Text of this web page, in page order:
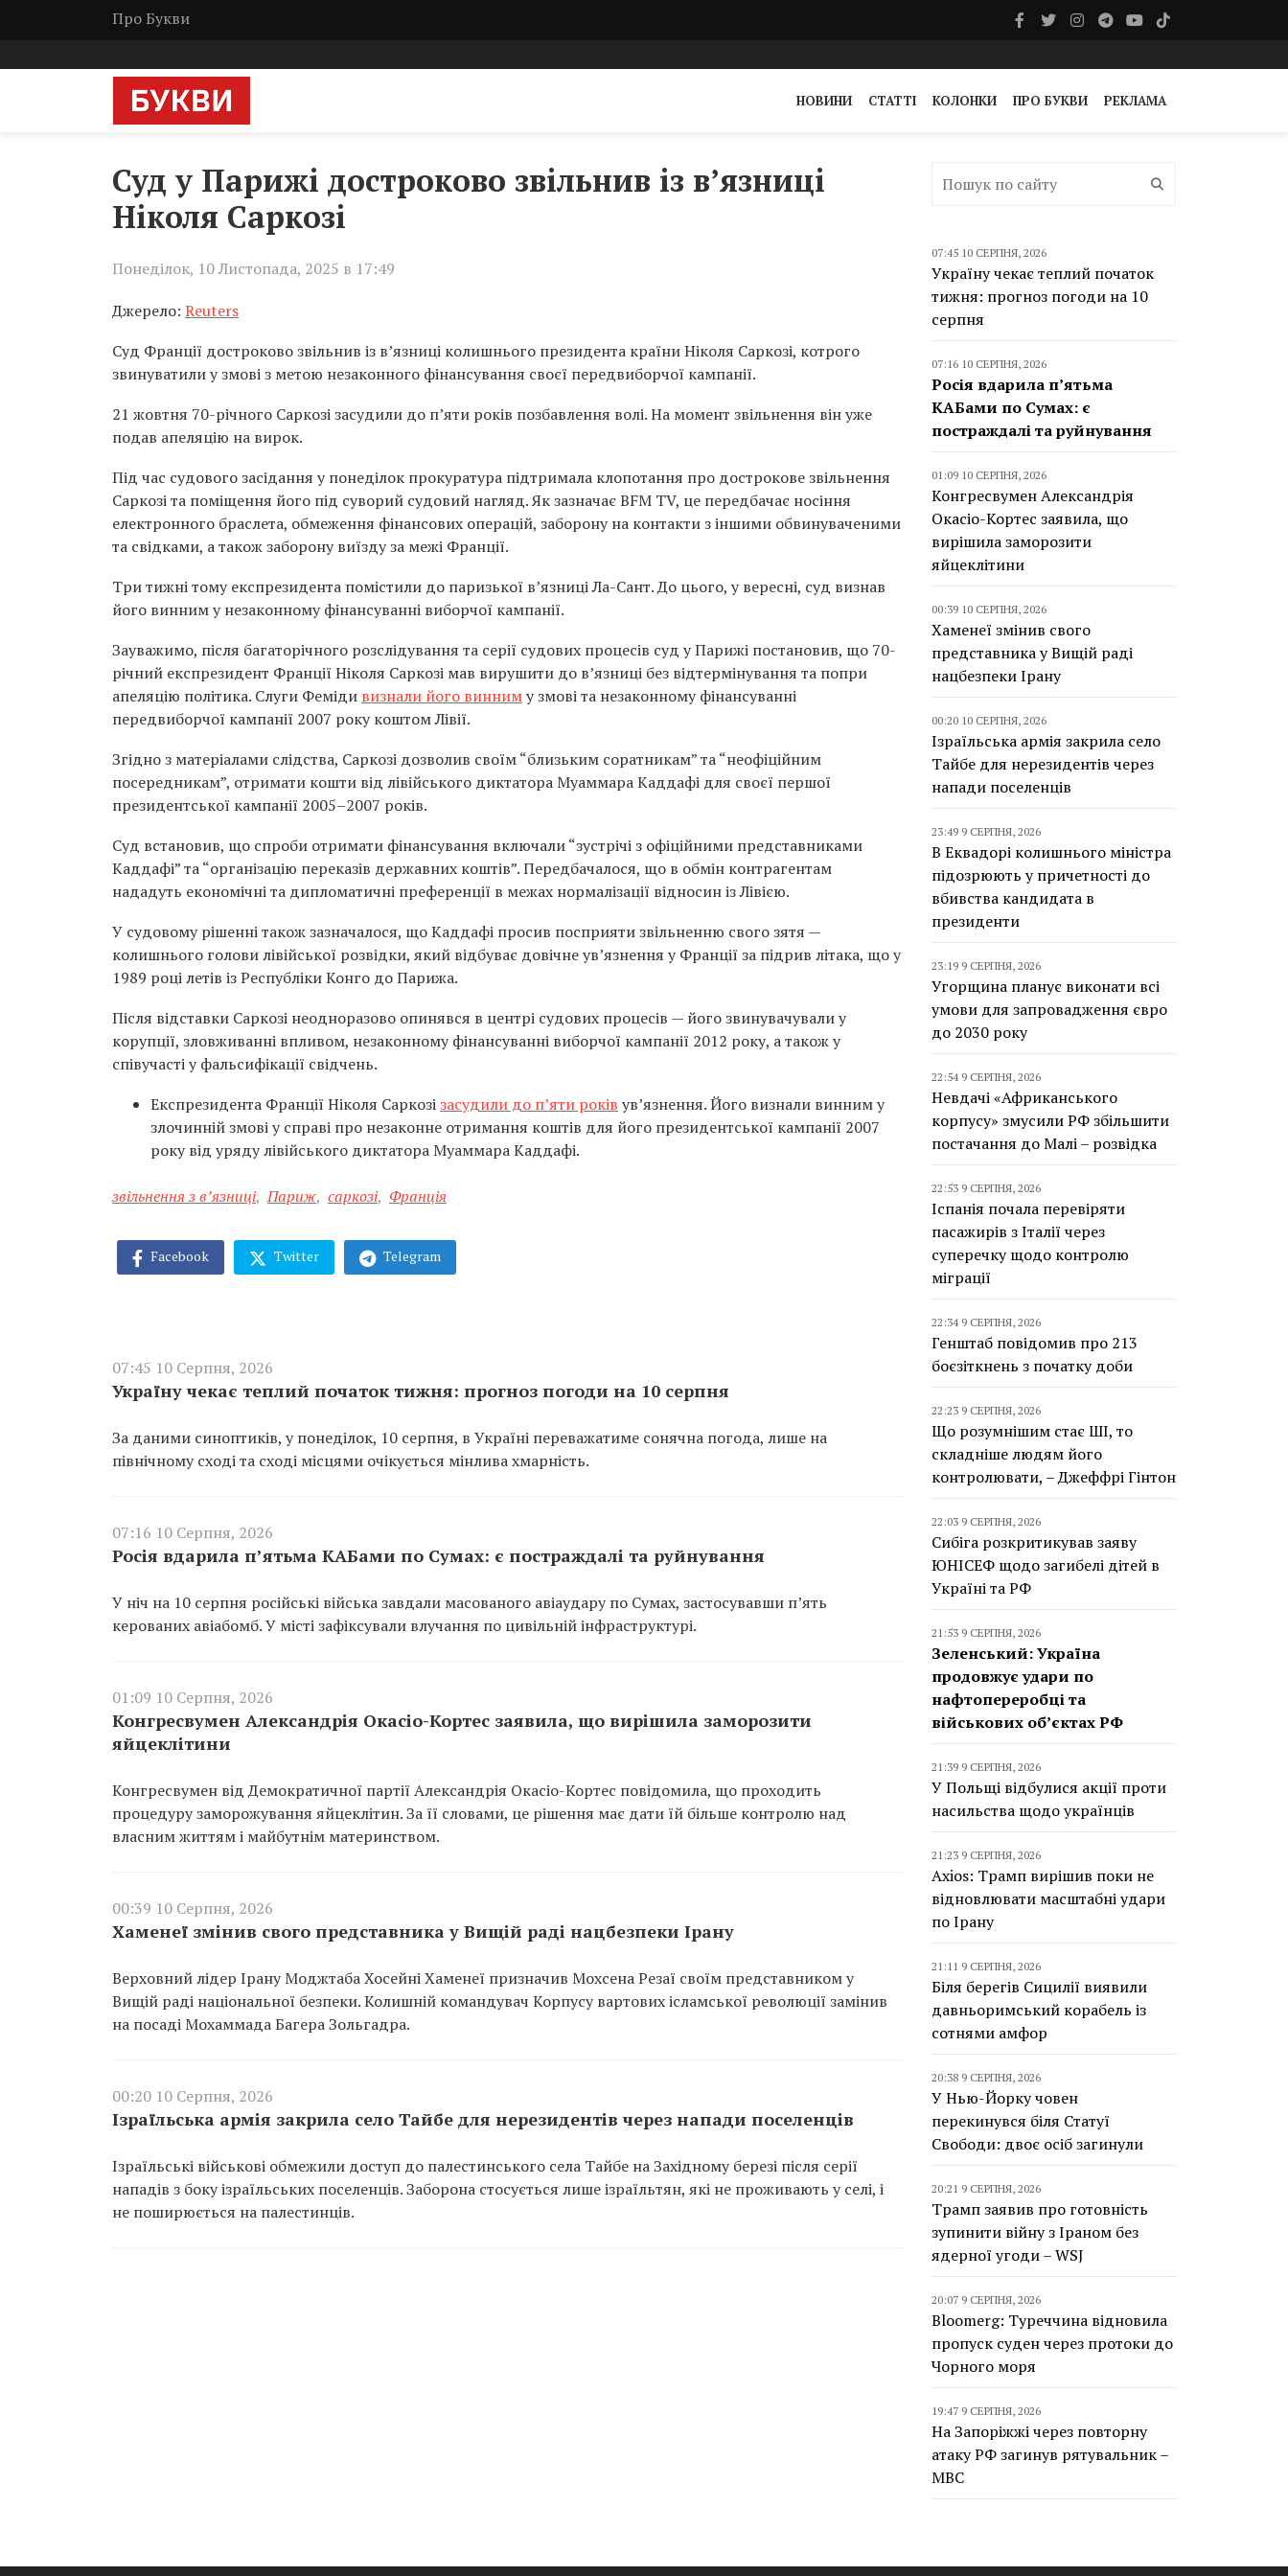
Про Букви
НОВИНИ СТАТТІ КОЛОНКИ ПРО БУКВИ РЕКЛАМА
Суд у Парижі достроково звільнив із в’язниці
Ніколя Саркозі
Понеділок, 10 Листопада, 2025 в 17:49
Джерело: Reuters
Суд Франції достроково звільнив із в’язниці колишнього президента країни Ніколя Саркозі, котрого
звинуватили у змові з метою незаконного фінансування своєї передвиборчої кампанії.
21 жовтня 70-річного Саркозі засудили до п’яти років позбавлення волі. На момент звільнення він уже
подав апеляцію на вирок.
Під час судового засідання у понеділок прокуратура підтримала клопотання про дострокове звільнення
Саркозі та поміщення його під суворий судовий нагляд. Як зазначає BFM TV, це передбачає носіння
електронного браслета, обмеження фінансових операцій, заборону на контакти з іншими обвинуваченими
та свідками, а також заборону виїзду за межі Франції.
Три тижні тому експрезидента помістили до паризької в’язниці Ла-Сант. До цього, у вересні, суд визнав
його винним у незаконному фінансуванні виборчої кампанії.
Зауважимо, після багаторічного розслідування та серії судових процесів суд у Парижі постановив, що 70-
річний експрезидент Франції Ніколя Саркозі мав вирушити до в’язниці без відтермінування та попри
апеляцію політика. Слуги Феміди визнали його винниму змові та незаконному фінансуванні
передвиборчої кампанії 2007 року коштом Лівії.
Згідно з матеріалами слідства, Саркозі дозволив своїм “близьким соратникам” та “неофіційним
посередникам”, отримати кошти від лівійського диктатора Муаммара Каддафі для своєї першої
президентської кампанії 2005–2007 років.
Суд встановив, що спроби отримати фінансування включали “зустрічі з офіційними представниками
Каддафі” та “організацію переказів державних коштів”. Передбачалося, що в обмін контрагентам
нададуть економічні та дипломатичні преференції в межах нормалізації відносин із Лівією.
У судовому рішенні також зазначалося, що Каддафі просив посприяти звільненню свого зятя —
колишнього голови лівійської розвідки, який відбуває довічне ув’язнення у Франції за підрив літака, що у
1989 році летів із Республіки Конго до Парижа.
Після відставки Саркозі неодноразово опинявся в центрі судових процесів — його звинувачували у
корупції, зловживанні впливом, незаконному фінансуванні виборчої кампанії 2012 року, а також у
співучасті у фальсифікації свідчень.
Експрезидента Франції Ніколя Саркозізасудили до п’яти років ув’язнення. Його визнали винним у
злочинній змові у справі про незаконне отримання коштів для його президентської кампанії 2007
року від уряду лівійського диктатора Муаммара Каддафі.
звільнення з в’язниці, Париж, саркозі, Франція
Facebook Twitter Telegram
07:45 10 Серпня, 2026
Україну чекає теплий початок тижня: прогноз погоди на 10 серпня
За даними синоптиків, у понеділок, 10 серпня, в Україні переважатиме сонячна погода, лише на
північному сході та сході місцями очікується мінлива хмарність.
07:16 10 Серпня, 2026
Росія вдарила п’ятьма КАБами по Сумах: є постраждалі та руйнування
У ніч на 10 серпня російські війська завдали масованого авіаудару по Сумах, застосувавши п’ять
керованих авіабомб. У місті зафіксували влучання по цивільній інфраструктурі.
01:09 10 Серпня, 2026
Конгресвумен Александрія Окасіо-Кортес заявила, що вирішила заморозити
яйцеклітини
Конгресвумен від Демократичної партії Александрія Окасіо-Кортес повідомила, що проходить
процедуру заморожування яйцеклітин. За її словами, це рішення має дати їй більше контролю над
власним життям і майбутнім материнством.
00:39 10 Серпня, 2026
Хаменеї змінив свого представника у Вищій раді нацбезпеки Ірану
Верховний лідер Ірану Моджтаба Хосейні Хаменеї призначив Мохсена Резаї своїм представником у
Вищій раді національної безпеки. Колишній командувач Корпусу вартових ісламської революції замінив
на посаді Мохаммада Багера Зольгадра.
00:20 10 Серпня, 2026
Ізраїльська армія закрила село Тайбе для нерезидентів через напади поселенців
Ізраїльські військові обмежили доступ до палестинського села Тайбе на Західному березі після серії
нападів з боку ізраїльських поселенців. Заборона стосується лише ізраїльтян, які не проживають у селі, і
не поширюється на палестинців.
07:45 10 СЕРПНЯ, 2026
Україну чекає теплий початок
тижня: прогноз погоди на 10
серпня
07:16 10 СЕРПНЯ, 2026
Росія вдарила п’ятьма
КАБами по Сумах: є
постраждалі та руйнування
01:09 10 СЕРПНЯ, 2026
Конгресвумен Александрія
Окасіо-Кортес заявила, що
вирішила заморозити
яйцеклітини
00:39 10 СЕРПНЯ, 2026
Хаменеї змінив свого
представника у Вищій раді
нацбезпеки Ірану
00:20 10 СЕРПНЯ, 2026
Ізраїльська армія закрила село
Тайбе для нерезидентів через
напади поселенців
23:49 9 СЕРПНЯ, 2026
В Еквадорі колишнього міністра
підозрюють у причетності до
вбивства кандидата в
президенти
23:19 9 СЕРПНЯ, 2026
Угорщина планує виконати всі
умови для запровадження євро
до 2030 року
22:54 9 СЕРПНЯ, 2026
Невдачі «Африканського
корпусу» змусили РФ збільшити
постачання до Малі – розвідка
22:53 9 СЕРПНЯ, 2026
Іспанія почала перевіряти
пасажирів з Італії через
суперечку щодо контролю
міграції
22:34 9 СЕРПНЯ, 2026
Генштаб повідомив про 213
боєзіткнень з початку доби
22:23 9 СЕРПНЯ, 2026
Що розумнішим стає ШІ, то
складніше людям його
контролювати, – Джеффрі Гінтон
22:03 9 СЕРПНЯ, 2026
Сибіга розкритикував заяву
ЮНІСЕФ щодо загибелі дітей в
Україні та РФ
21:53 9 СЕРПНЯ, 2026
Зеленський: Україна
продовжує удари по
нафтопереробці та
військових об’єктах РФ
21:39 9 СЕРПНЯ, 2026
У Польщі відбулися акції проти
насильства щодо українців
21:23 9 СЕРПНЯ, 2026
Axios: Трамп вирішив поки не
відновлювати масштабні удари
по Ірану
21:11 9 СЕРПНЯ, 2026
Біля берегів Сицилії виявили
давньоримський корабель із
сотнями амфор
20:38 9 СЕРПНЯ, 2026
У Нью-Йорку човен
перекинувся біля Статуї
Свободи: двоє осіб загинули
20:21 9 СЕРПНЯ, 2026
Трамп заявив про готовність
зупинити війну з Іраном без
ядерної угоди – WSJ
20:07 9 СЕРПНЯ, 2026
Bloomerg: Туреччина відновила
пропуск суден через протоки до
Чорного моря
19:47 9 СЕРПНЯ, 2026
На Запоріжжі через повторну
атаку РФ загинув рятувальник –
МВС